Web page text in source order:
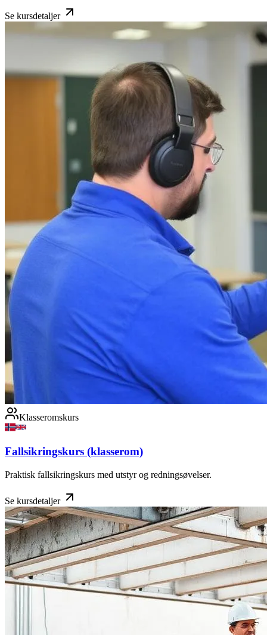
Se kursdetaljer
Klasseromskurs
Fallsikringskurs (klasserom)
Praktisk fallsikringskurs med utstyr og redningsøvelser.
Se kursdetaljer